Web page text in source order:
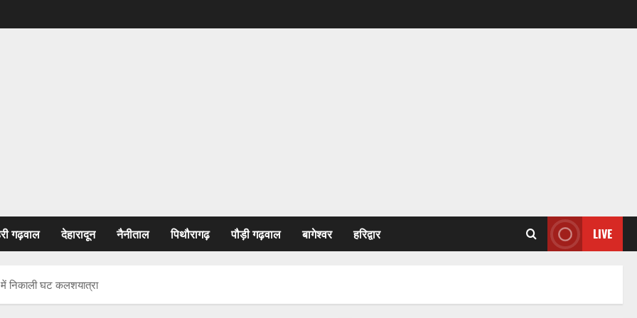
गढ़वाल देहारादून नैनीताल पिथौरागढ़ पौड़ी गढ़वाल बागेश्वर हरिद्वार LIVE
निकाली घट कलशयात्रा